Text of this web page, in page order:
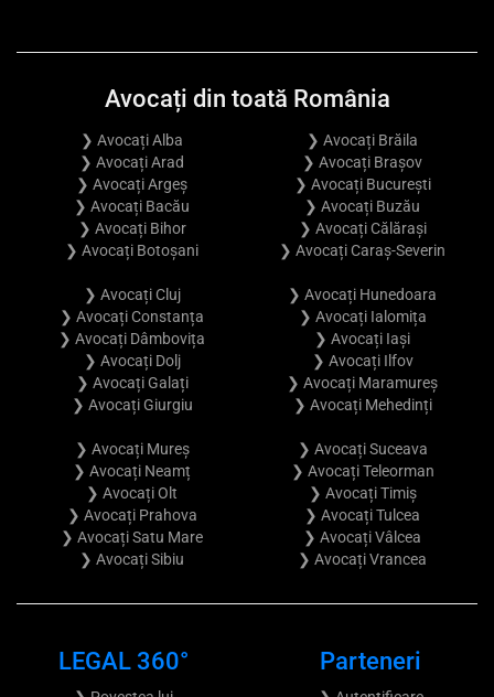
Avocați din toată România
❯ Avocați Alba
❯ Avocați Arad
❯ Avocați Argeș
❯ Avocați Bacău
❯ Avocați Bihor
❯ Avocați Botoșani
❯ Avocați Brăila
❯ Avocați Brașov
❯ Avocați București
❯ Avocați Buzău
❯ Avocați Călărași
❯ Avocați Caraș-Severin
❯ Avocați Cluj
❯ Avocați Constanța
❯ Avocați Dâmbovița
❯ Avocați Dolj
❯ Avocați Galați
❯ Avocați Giurgiu
❯ Avocați Hunedoara
❯ Avocați Ialomița
❯ Avocați Iași
❯ Avocați Ilfov
❯ Avocați Maramureș
❯ Avocați Mehedinți
❯ Avocați Mureș
❯ Avocați Neamț
❯ Avocați Olt
❯ Avocați Prahova
❯ Avocați Satu Mare
❯ Avocați Sibiu
❯ Avocați Suceava
❯ Avocați Teleorman
❯ Avocați Timiș
❯ Avocați Tulcea
❯ Avocați Vâlcea
❯ Avocați Vrancea
LEGAL 360° Parteneri